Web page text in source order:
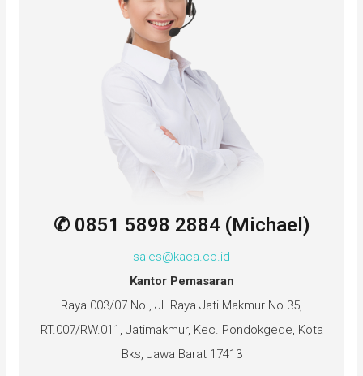
✆ 0851 5898 2884 (Michael)
sales@kaca.co.id
Kantor Pemasaran
Raya 003/07 No., Jl. Raya Jati Makmur No.35,
RT.007/RW.011, Jatimakmur, Kec. Pondokgede, Kota
Bks, Jawa Barat 17413